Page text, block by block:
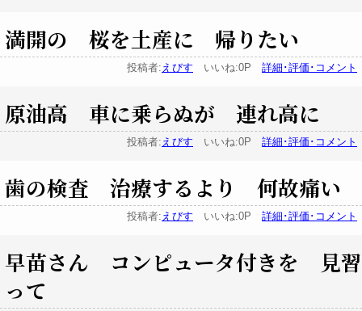
満開の 桜を土産に 帰りたい
投稿者: えびす いいね:0P 詳細･評価･コメント
原油高 車に乗らぬが 連れ高に
投稿者: えびす いいね:0P 詳細･評価･コメント
歯の検査 治療するより 何故痛い
投稿者: えびす いいね:0P 詳細･評価･コメント
早苗さん コンピュータ付きを 見習
って